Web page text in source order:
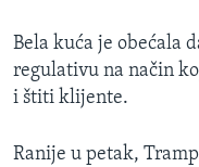
Bela kuća je obećala
regulativu na način
i štiti klijente.
Ranije u petak,